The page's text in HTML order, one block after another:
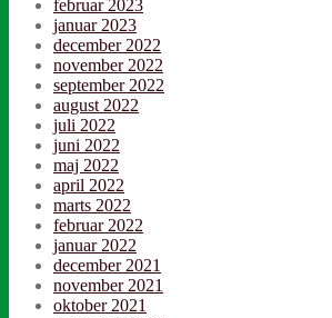
februar 2023
januar 2023
december 2022
november 2022
september 2022
august 2022
juli 2022
juni 2022
maj 2022
april 2022
marts 2022
februar 2022
januar 2022
december 2021
november 2021
oktober 2021